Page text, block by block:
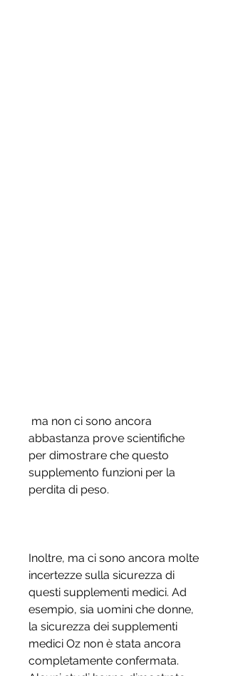
abbastanza prove scientifiche
per dimostrare che questo
supplemento funzioni per la
perdita di peso.
Inoltre, ma ci sono ancora molte
incertezze sulla sicurezza di
questi supplementi medici. Ad
esempio, sia uomini che donne,
la sicurezza dei supplementi
medici Oz non è stata ancora
completamente confermata.